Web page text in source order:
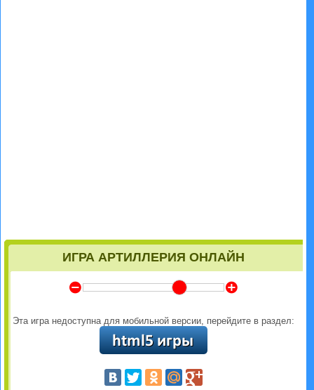
ИГРА АРТИЛЛЕРИЯ ОНЛАЙН
Y Z
Эта игра недоступна для мобильной версии, перейдите в раздел: